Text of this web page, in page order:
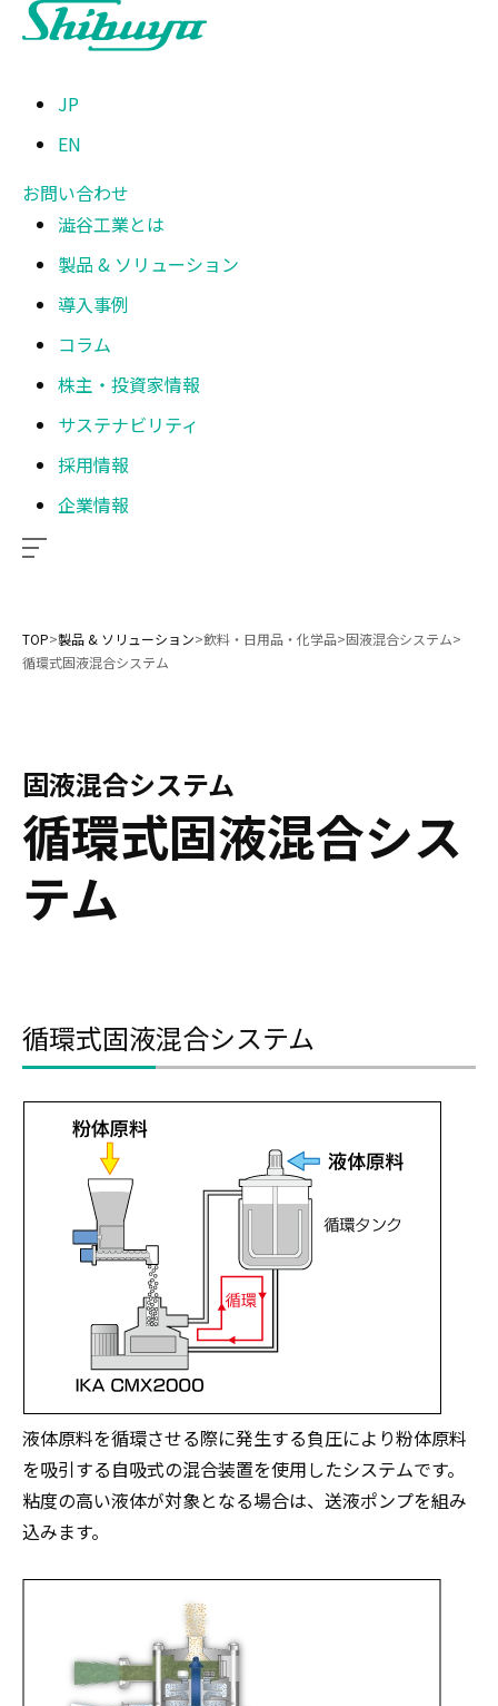
JP
EN
お問い合わせ
澁谷工業とは
製品 & ソリューション
導入事例
コラム
株主・投資家情報
サステナビリティ
採用情報
企業情報
TOP>製品 & ソリューション>飲料・日用品・化学品>固液混合システム>
循環式固液混合システム
固液混合システム
循環式固液混合シス
テム
循環式固液混合システム
液体原料を循環させる際に発生する負圧により粉体原料
を吸引する自吸式の混合装置を使用したシステムです。
粘度の高い液体が対象となる場合は、送液ポンプを組み
込みます。